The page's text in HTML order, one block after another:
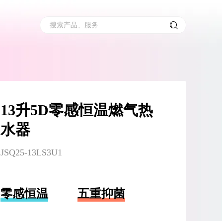
搜索产品、服务
13升5D零感恒温燃气热
水器
JSQ25-13LS3U1
零感恒温 五重抑菌